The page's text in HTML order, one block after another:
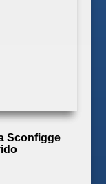
Sconfigge